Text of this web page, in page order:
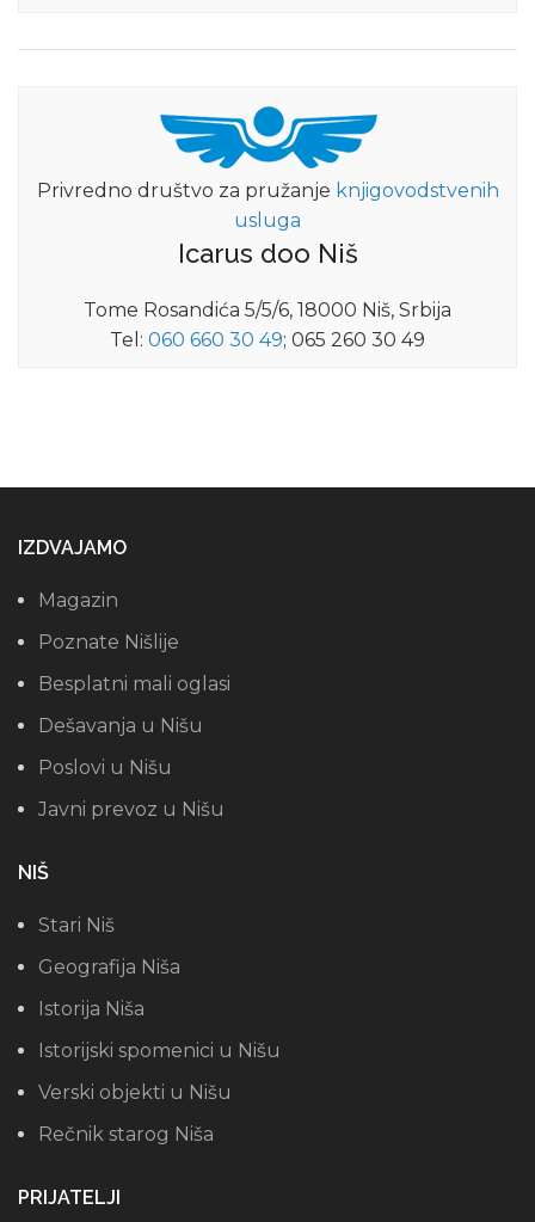
Privredno društvo za pružanje knjigovodstvenih
usluga
Icarus doo Niš
Tome Rosandića 5/5/6, 18000 Niš, Srbija
Tel: 060 660 30 49; 065 260 30 49
IZDVAJAMO
Magazin
Poznate Nišlije
Besplatni mali oglasi
Dešavanja u Nišu
Poslovi u Nišu
Javni prevoz u Nišu
NIŠ
Stari Niš
Geografija Niša
Istorija Niša
Istorijski spomenici u Nišu
Verski objekti u Nišu
Rečnik starog Niša
PRIJATELJI